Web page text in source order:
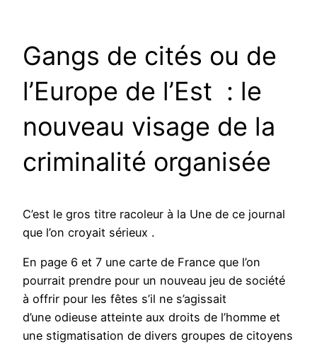
Gangs de cités ou de
l’Europe de l’Est : le
nouveau visage de la
criminalité organisée
C’est le gros titre racoleur à la Une de ce journal
que l’on croyait sérieux .
En page 6 et 7 une carte de France que l’on
pourrait prendre pour un nouveau jeu de société
à offrir pour les fêtes s’il ne s’agissait
d’une odieuse atteinte aux droits de l’homme et
une stigmatisation de divers groupes de citoyens